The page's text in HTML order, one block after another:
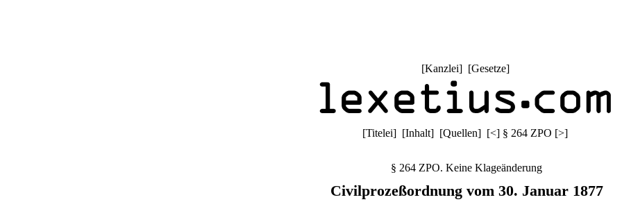
[Kanzlei] [Gesetze]
[Titelei] [Inhalt] [Quellen] [<] § 264 ZPO [>]
§ 264 ZPO. Keine Klageänderung
Civilprozeßordnung vom 30. Januar 1877